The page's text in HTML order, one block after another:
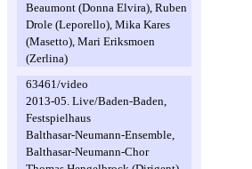
Beaumont (Donna Elvira), Ruben
Drole (Leporello), Mika Kares
(Masetto), Mari Eriksmoen
(Zerlina)
63461/video
2013-05. Live/Baden-Baden,
Festspielhaus
Balthasar-Neumann-Ensemble,
Balthasar-Neumann-Chor